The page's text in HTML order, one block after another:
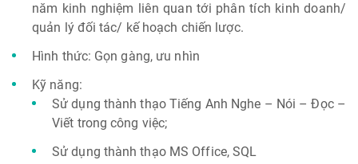
năm kinh nghiệm liên quan tới phân tích kinh doanh/
quản lý đối tác/ kế hoạch chiến lược.
Hình thức: Gọn gàng, ưu nhìn
Kỹ năng:
Sử dụng thành thạo Tiếng Anh Nghe – Nói – Đọc –
Viết trong công việc;
Sử dụng thành thạo MS Office, SQL